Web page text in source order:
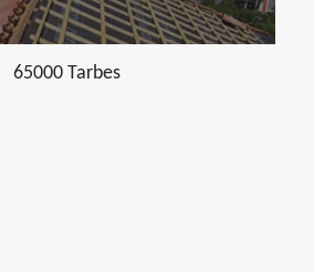
65000 Tarbes